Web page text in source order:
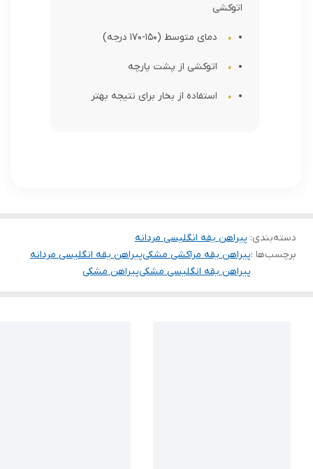
اتوکشی
دمای متوسط (150-170 درجه)
اتوکشی از پشت پارچه
استفاده از بخار برای نتیجه بهتر
دسته‌بندی: پیراهن یقه انگلیسی مردانه
برچسب‌ها :پیراهن یقه مراکشی مشکیپیراهن یقه انگلیسی مردانه
پیراهن یقه انگلیسی مشکیپیراهن مشکی